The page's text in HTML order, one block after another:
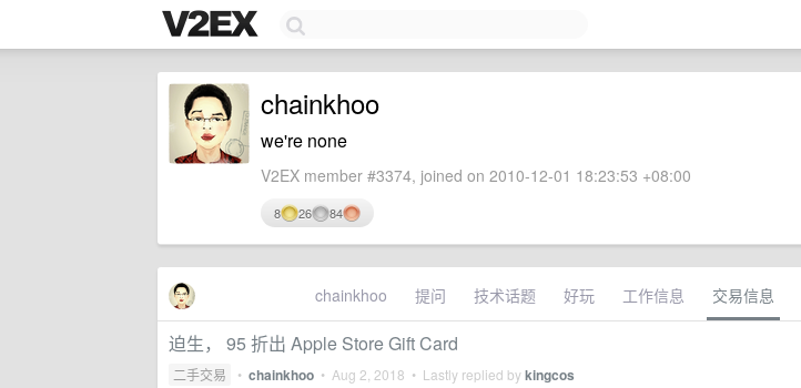
chainkhoo
we're none
V2EX member #3374, joined on 2010-12-01 18:23:53 +08:00
8 26 84
chainkhoo 提问 技术话题 好玩 工作信息 交易信息
迫生， 95 折出 Apple Store Gift Card
二手交易 • chainkhoo • Aug 2, 2018 • Lastly replied bykingcos